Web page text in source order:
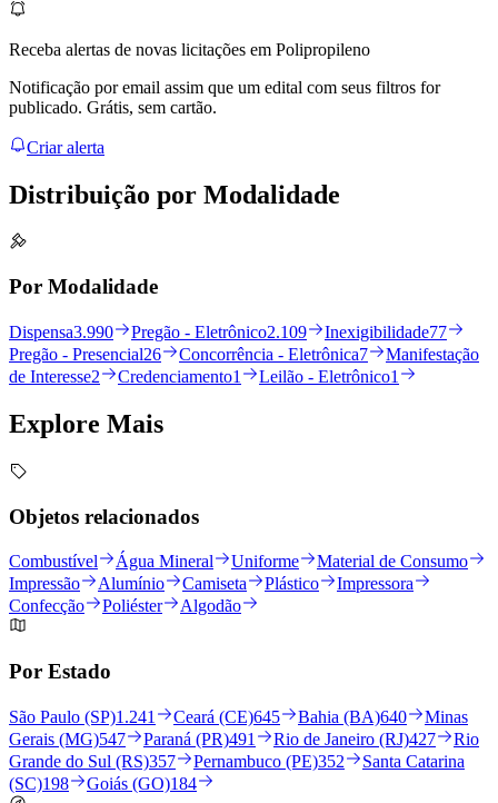
Receba alertas de novas licitações em Polipropileno
Notificação por email assim que um edital com seus filtros for
publicado. Grátis, sem cartão.
Criar alerta
Distribuição por Modalidade
Por Modalidade
Dispensa3.990 Pregão - Eletrônico2.109 Inexigibilidade77
Pregão - Presencial26 Concorrência - Eletrônica7
Manifestação
de Interesse2 Credenciamento1 Leilão - Eletrônico1
Explore Mais
Objetos relacionados
Combustível Água Mineral Uniforme
Material de Consumo
Impressão
Alumínio Camiseta Plástico
Impressora
Confecção
Poliéster Algodão
Por Estado
São Paulo (SP)1.241 Ceará (CE)645 Bahia (BA)640
Minas
Gerais (MG)547 Paraná (PR)491 Rio de Janeiro (RJ)427
Rio
Grande do Sul (RS)357 Pernambuco (PE)352
Santa Catarina
(SC)198 Goiás (GO)184